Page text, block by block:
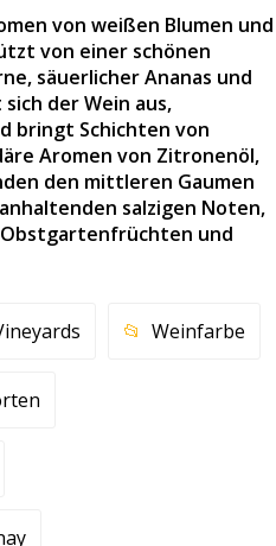
von weißen Blumen und
von einer schönen
säuerlicher Ananas und
der Wein aus,
bringt Schichten von
Aromen von Zitronenöl,
den mittleren Gaumen
salzigen Noten,
und
Weinfarbe